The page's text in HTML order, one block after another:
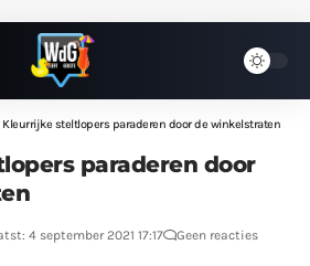
Kleurrijke steltlopers paraderen door de winkelstraten
paraderen door
4 september 2021 17:17
Geen reacties